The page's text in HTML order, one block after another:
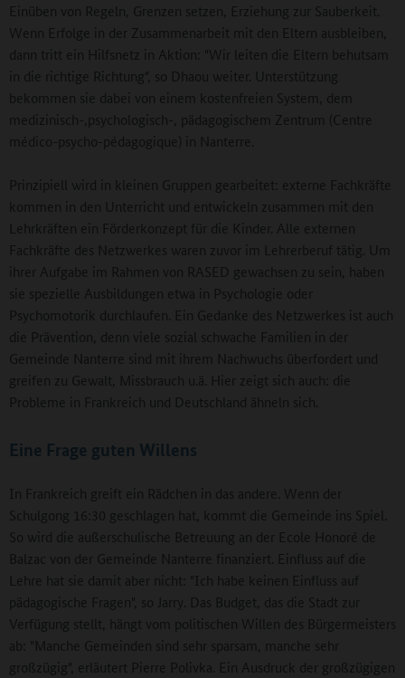
Einüben von Regeln, Grenzen setzen, Erziehung zur Sauberkeit.
Wenn Erfolge in der Zusammenarbeit mit den Eltern ausbleiben,
dann tritt ein Hilfsnetz in Aktion: "Wir leiten die Eltern behutsam
in die richtige Richtung", so Dhaou weiter. Unterstützung
bekommen sie dabei von einem kostenfreien System, dem
medizinisch-,psychologisch-, pädagogischem Zentrum (Centre
médico-psycho-pédagogique) in Nanterre.
Prinzipiell wird in kleinen Gruppen gearbeitet: externe Fachkräfte
kommen in den Unterricht und entwickeln zusammen mit den
Lehrkräften ein Förderkonzept für die Kinder. Alle externen
Fachkräfte des Netzwerkes waren zuvor im Lehrerberuf tätig. Um
ihrer Aufgabe im Rahmen von RASED gewachsen zu sein, haben
sie spezielle Ausbildungen etwa in Psychologie oder
Psychomotorik durchlaufen. Ein Gedanke des Netzwerkes ist auch
die Prävention, denn viele sozial schwache Familien in der
Gemeinde Nanterre sind mit ihrem Nachwuchs überfordert und
greifen zu Gewalt, Missbrauch u.ä. Hier zeigt sich auch: die
Probleme in Frankreich und Deutschland ähneln sich.
Eine Frage guten Willens
In Frankreich greift ein Rädchen in das andere. Wenn der
Schulgong 16:30 geschlagen hat, kommt die Gemeinde ins Spiel.
So wird die außerschulische Betreuung an der Ecole Honoré de
Balzac von der Gemeinde Nanterre finanziert. Einfluss auf die
Lehre hat sie damit aber nicht: "Ich habe keinen Einfluss auf
pädagogische Fragen", so Jarry. Das Budget, das die Stadt zur
Verfügung stellt, hängt vom politischen Willen des Bürgermeisters
ab: "Manche Gemeinden sind sehr sparsam, manche sehr
großzügig", erläutert Pierre Polivka. Ein Ausdruck der großzügigen